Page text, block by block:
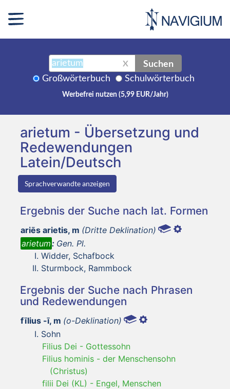
X Suchen
Großwörterbuch Schulwörterbuch
Werbefrei nutzen (5,99 EUR/Jahr)
arietum - Übersetzung und
Redewendungen
Latein/Deutsch
Sprachverwandte anzeigen
Ergebnis der Suche nach lat. Formen
ariēs arietis, m (Dritte Deklination)
arietum: Gen. Pl.
Widder, Schafbock
Sturmbock, Rammbock
Ergebnis der Suche nach Phrasen
und Redewendungen
fīlius -ī, m (o-Deklination)
Sohn
Filius Dei - Gottessohn
Filius hominis - der Menschensohn
(Christus)
filii Dei (KL) - Engel, Menschen